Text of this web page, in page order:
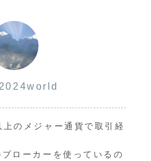
のメジャー通貨で取引経
ローカーを使っているの